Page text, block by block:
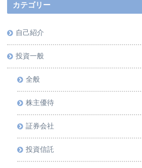
カテゴリー
自己紹介
投資一般
全般
株主優待
証券会社
投資信託